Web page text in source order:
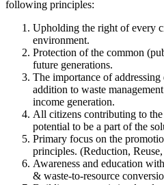
following principles:
Upholding the right of every
environment.
Protection of the common
future generations.
The importance of
addition to waste
income generation.
All citizens contributing to
potential to be a part of the
Primary focus on the
principles. (Reduction,
Awareness and education
& waste-to-resource